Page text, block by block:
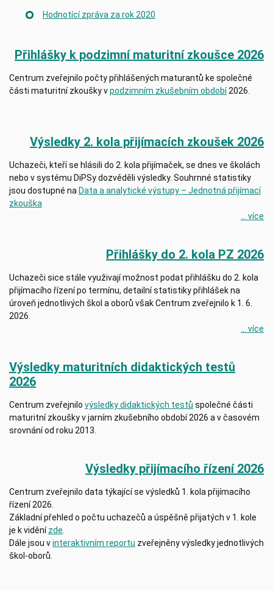
Hodnotící zpráva za rok 2020
Přihlášky k podzimní maturitní zkoušce 2026
Centrum zveřejnilo počty přihlášených maturantů ke společné
části maturitní zkoušky vpodzimním zkušebním období2026.
Výsledky 2. kola přijímacích zkoušek 2026
Uchazeči, kteří se hlásili do 2. kola přijímaček, se dnes ve školách
nebo v systému DiPSy dozvěděli výsledky. Souhrnné statistiky
jsou dostupné na Data a analytické výstupy – Jednotná přijímací
zkouška
... více
Přihlášky do 2. kola PZ 2026
Uchazeči sice stále využivají možnost podat přihlášku do 2. kola
přijímacího řízení po termínu, detailní statistiky přihlášek na
úroveň jednotlivých škol a oborů však Centrum zveřejnilo k 1. 6.
2026.
... více
Výsledky maturitních didaktických testů
2026
Centrum zveřejnilo výsledky didaktických testů společné části
maturitní zkoušky v jarním zkušebního období 2026 a v časovém
srovnání od roku 2013.
Výsledky přijímacího řízení 2026
Centrum zveřejnilo data týkající se výsledků 1. kola přijímacího
řízení 2026.
Základní přehled o počtu uchazečů a úspěšně přijatých v 1. kole
je k viděnízde
Dále jsou vinteraktivním reportu zveřejněny výsledky jednotlivých
škol-oborů.